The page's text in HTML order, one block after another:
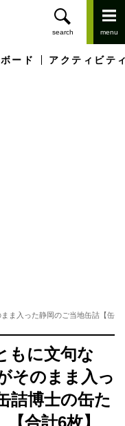
ード アクティビテ
ま入った静岡のご当地缶詰【缶
もに文句な
そのまま入っ
詰博士の缶た
合計6枚】